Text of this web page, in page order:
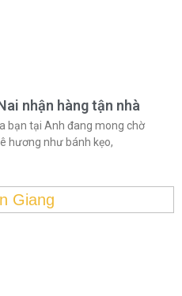
nhận hàng tận nhà
bạn tại Anh đang mong chờ
hương như bánh kẹo,